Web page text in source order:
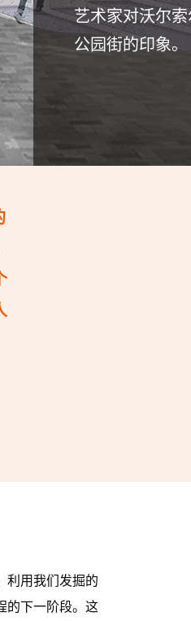
艺术家对沃尔
公园街的印象。
利用我们发掘的
的下一阶段。这